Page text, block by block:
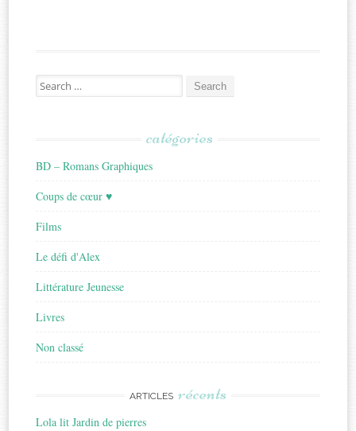
Search
for:
catégories
BD – Romans Graphiques
Coups de cœur ♥
Films
Le défi d'Alex
Littérature Jeunesse
Livres
Non classé
ARTICLES récents
Lola lit Jardin de pierres